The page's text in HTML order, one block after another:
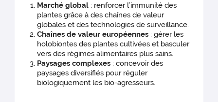
Marché global : renforcer l’immunité des
plantes grâce à des chaînes de valeur
globales et des technologies de surveillance.
Chaînes de valeur européennes : gérer les
holobiontes des plantes cultivées et basculer
vers des régimes alimentaires plus sains.
Paysages complexes : concevoir des
paysages diversifiés pour réguler
biologiquement les bio-agresseurs.